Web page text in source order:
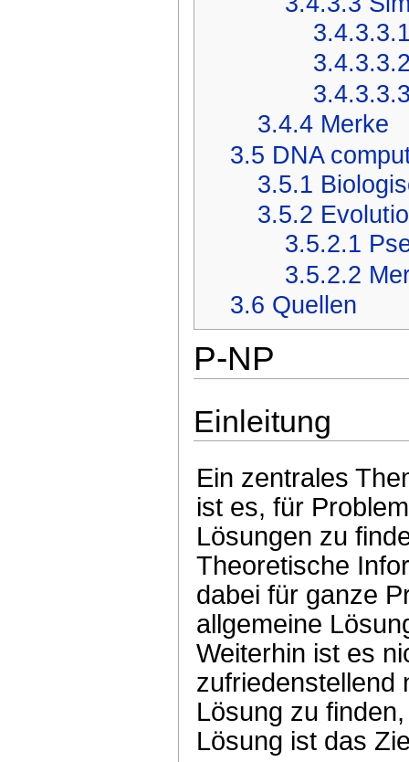
3.4.4 Merke
3.5 DNA
3.5.1
3.5.2
3.5.2.1
3.5.2.2
3.6 Quellen
P-NP
Einleitung
Ein zentrales
ist es, für
Lösungen zu
Theoretische
dabei für ganze
allgemeine
Weiterhin ist es
zufriedenstellend
Lösung zu
Lösung ist das